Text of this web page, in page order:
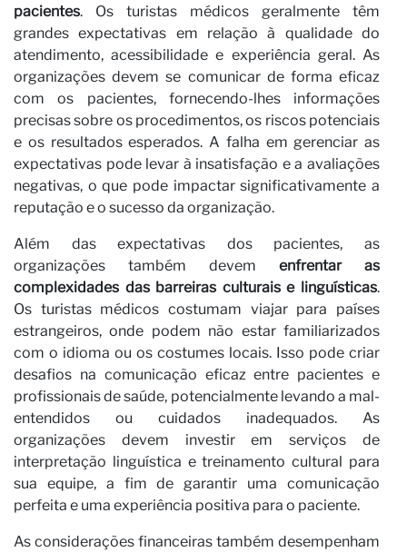
pacientes. Os turistas médicos geralmente têm
grandes expectativas em relação à qualidade do
atendimento, acessibilidade e experiência geral. As
organizações devem se comunicar de forma eficaz
com os pacientes, fornecendo-lhes informações
precisas sobre os procedimentos, os riscos potenciais
e os resultados esperados. A falha em gerenciar as
expectativas pode levar à insatisfação e a avaliações
negativas, o que pode impactar significativamente a
reputação e o sucesso da organização.
Além das expectativas dos pacientes, as
organizações também devem enfrentar as
complexidades das barreiras culturais e linguísticas.
Os turistas médicos costumam viajar para países
estrangeiros, onde podem não estar familiarizados
com o idioma ou os costumes locais. Isso pode criar
desafios na comunicação eficaz entre pacientes e
profissionais de saúde, potencialmente levando a mal-
entendidos ou cuidados inadequados. As
organizações devem investir em serviços de
interpretação linguística e treinamento cultural para
sua equipe, a fim de garantir uma comunicação
perfeita e uma experiência positiva para o paciente.
As considerações financeiras também desempenham